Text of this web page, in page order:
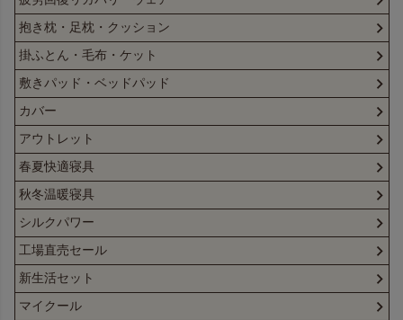
抱き枕・足枕・クッション
掛ふとん・毛布・ケット
敷きパッド・ベッドパッド
カバー
アウトレット
春夏快適寝具
秋冬温暖寝具
シルクパワー
工場直売セール
新生活セット
マイクール